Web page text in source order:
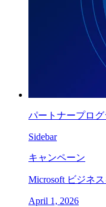
パートナープログ
Sidebar
キャンペーン
Microsoft ビジネ
April 1, 2026